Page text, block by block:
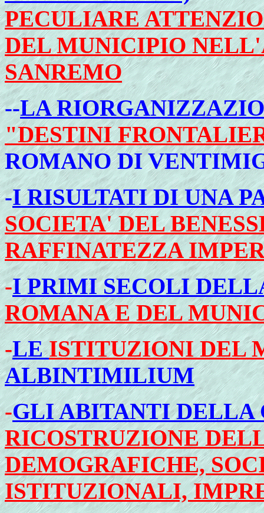
PECULIARE
DEL MUNICIPIO
SANREMO
--LA
"DESTINI
ROMANO DI
-I RISULTATI DI UNA
SOCIETA' DEL
RAFFINATEZZA
-I PRIMI SECOLI
ROMANA E DEL
-LEISTITUZIONI DEL
ALBINTIMILIUM
-GLI ABITANTI DELLA
RICOSTRUZIONE
DEMOGRAFICHE,
ISTITUZIONALI,